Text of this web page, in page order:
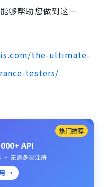
够帮助您做到这一
the-ultimate-
testers/
热门推荐
API
· 无需多次注册
→